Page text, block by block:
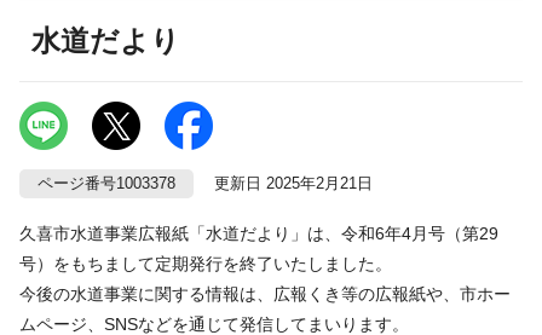
水道だより
ページ番号1003378 更新日 2025年2月21日
久喜市水道事業広報紙「水道だより」は、令和6年4月号（第29
号）をもちまして定期発行を終了いたしました。
今後の水道事業に関する情報は、広報くき等の広報紙や、市ホー
ムページ、SNSなどを通じて発信してまいります。